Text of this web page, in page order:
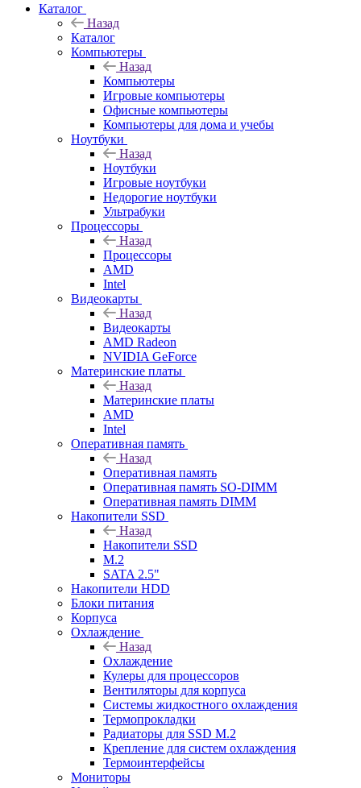
Каталог
Назад
Каталог
Компьютеры
Назад
Компьютеры
Игровые компьютеры
Офисные компьютеры
Компьютеры для дома и учебы
Ноутбуки
Назад
Ноутбуки
Игровые ноутбуки
Недорогие ноутбуки
Ультрабуки
Процессоры
Назад
Процессоры
AMD
Intel
Видеокарты
Назад
Видеокарты
AMD Radeon
NVIDIA GeForce
Материнские платы
Назад
Материнские платы
AMD
Intel
Оперативная память
Назад
Оперативная память
Оперативная память SO-DIMM
Оперативная память DIMM
Накопители SSD
Назад
Накопители SSD
M.2
SATA 2.5"
Накопители HDD
Блоки питания
Корпуса
Охлаждение
Назад
Охлаждение
Кулеры для процессоров
Вентиляторы для корпуса
Системы жидкостного охлаждения
Термопрокладки
Радиаторы для SSD M.2
Крепление для систем охлаждения
Термоинтерфейсы
Мониторы